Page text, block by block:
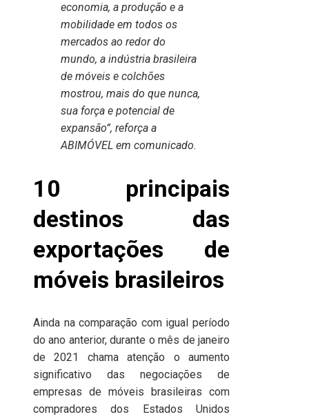
economia, a produção e a
mobilidade em todos os
mercados ao redor do
mundo, a indústria brasileira
de móveis e colchões
mostrou, mais do que nunca,
sua força e potencial de
expansão”, reforça a
ABIMÓVEL em comunicado.
10 principais
destinos das
exportações de
móveis brasileiros
Ainda na comparação com igual período
do ano anterior, durante o mês de janeiro
de 2021 chama atenção o aumento
significativo das negociações de
empresas de móveis brasileiras com
compradores dos Estados Unidos